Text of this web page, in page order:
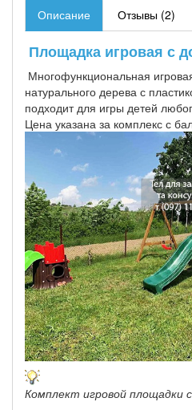
Описание Отзывы (2)
Площадка игровая с
Многофункциональная
натурального дерева с
подходит для игры детей
Цена указана за комплекс с
Комплект игровой площадки